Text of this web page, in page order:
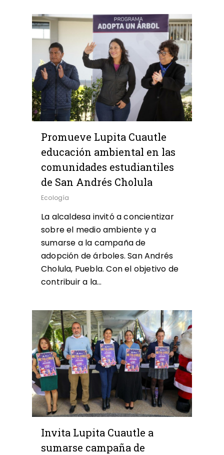
Promueve Lupita Cuautle
educación ambiental en las
comunidades estudiantiles
de San Andrés Cholula
Ecología
La alcaldesa invitó a concientizar
sobre el medio ambiente y a
sumarse a la campaña de
adopción de árboles. San Andrés
Cholula, Puebla. Con el objetivo de
contribuir a la…
Invita Lupita Cuautle a
sumarse campaña de
0